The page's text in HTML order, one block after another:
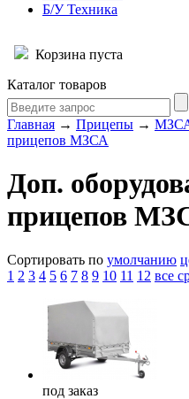
Б/У Техника
Корзина пуста
Каталог товаров
Главная → Прицепы →
прицепов МЗСА
Доп.
прицепов
Сортировать по умолчанию
1 2 3 4 5 6 7 8 9 10 11 12 все
под заказ